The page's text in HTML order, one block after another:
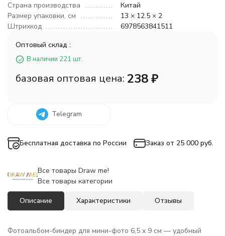
Страна производства
Китай
Размер упаковки, см
13 × 12.5 × 2
Штрихкод
6978563841511
Оптовый склад :
В наличии 221 шт.
базовая оптовая цена: 238₽
Telegram
Бесплатная доставка по России Заказ от 25 000 руб.
Все товары Draw me!
Все товары категории
Описание Характеристики Отзывы
Фотоальбом-биндер для мини-фото 6,5 x 9 см — удобный